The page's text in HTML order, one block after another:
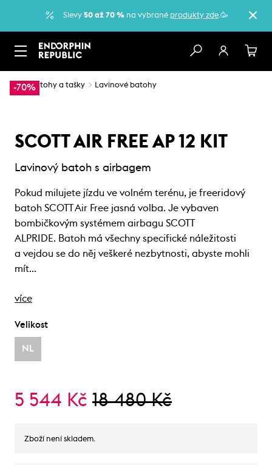
Slevy 50 až 70 % na vybrané produkty zde.🥳
-70%
… Batohy a tašky Lavinové batohy
SCOTT AIR FREE AP 12 KIT
Lavinový batoh s airbagem
Pokud milujete jízdu ve volném terénu, je freeridový
batoh SCOTT Air Free jasná volba. Je vybaven
bombičkovým systémem airbagu SCOTT
ALPRIDE. Batoh má všechny specifické náležitosti
a vejdou se do něj veškeré nezbytnosti, abyste mohli
mít…
více
Velikost
NL
5 544 Kč 18 480 Kč
Zboží není skladem.